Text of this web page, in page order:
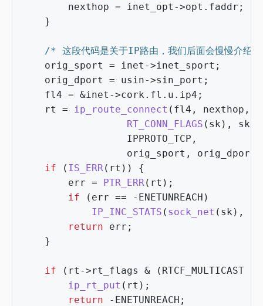
nexthop = inet_opt ->opt . faddr ;
}
/* 这段代码是关于IP路由，我们后面会慢慢介绍
orig_sport
= inet ->inet_sport ;
orig_dport
= usin->sin_port ;
fl4 = &inet ->cork . fl . u . ip4 ;
rt
= ip_route_connect ( fl4 , nexthop ,
RT_CONN_FLAGS ( sk ), sk
IPPROTO_TCP ,
orig_sport , orig_dport
if
( IS_ERR ( rt ))
{
err = PTR_ERR ( rt );
if
( err == - ENETUNREACH )
IP_INC_STATS ( sock_net ( sk ),
return
err ;
}
if ( rt ->rt_flags & ( RTCF_MULTICAST
ip_rt_put ( rt );
return
- ENETUNREACH ;